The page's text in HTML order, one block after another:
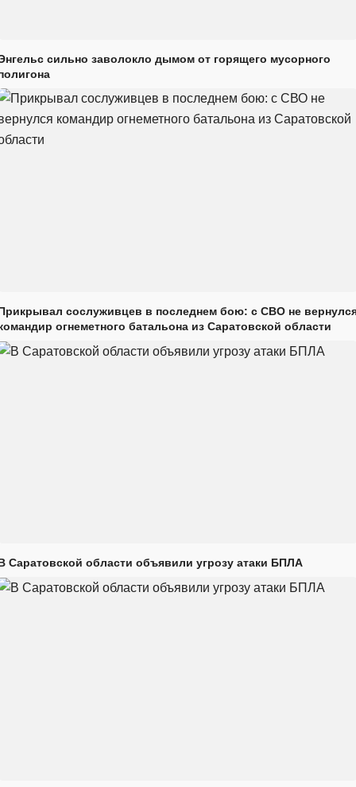
сильно заволокло дымом от горящего мусорного
сослуживцев в последнем бою: с СВО не
огнеметного батальона из Саратовской области
Саратовской области объявили угрозу атаки БПЛА